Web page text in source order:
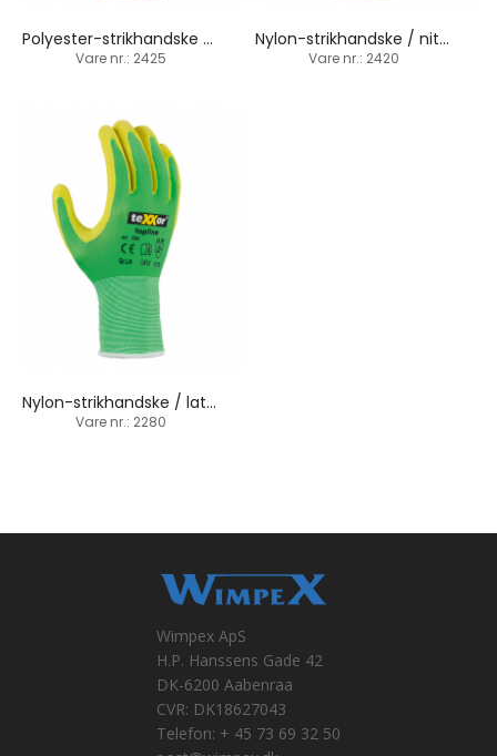
Polyester-strikhandske / latex-belægning
Vare nr.: 2425
Nylon-strikhandske / nitril-belægning
Vare nr.: 2420
Nylon-strikhandske / latex-belægning
Vare nr.: 2280
Wimpex ApS
H.P. Hanssens Gade 42
DK-6200 Aabenraa
CVR: DK18627043
Telefon: + 45 73 69 32 50